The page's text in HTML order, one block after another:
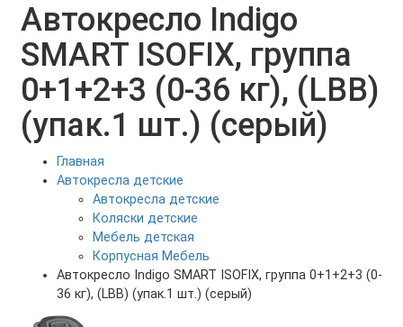
Автокресло Indigo
SMART ISOFIX, группа
0+1+2+3 (0-36 кг), (LBB)
(упак.1 шт.) (серый)
Главная
Автокресла детские
Автокресла детские
Коляски детские
Мебель детская
Корпусная Мебель
Автокресло Indigo SMART ISOFIX, группа 0+1+2+3 (0-
36 кг), (LBB) (упак.1 шт.) (серый)